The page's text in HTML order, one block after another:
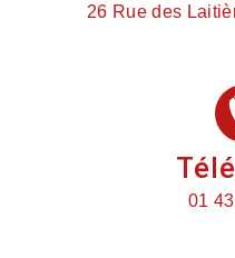
26 Rue des
01